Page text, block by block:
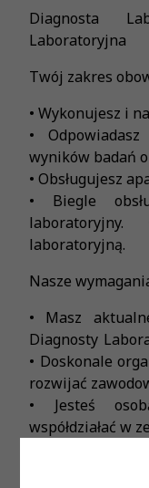
Diagnosta
Laboratoryjna
Twój zakres
• Wykonujesz i
•
wyników badań
• Obsługujesz
• Biegle
laboratoryjny.
laboratoryjną.
Nasze
• Masz
Diagnosty
• Doskonale
rozwijać
• Jesteś
współdziałać w